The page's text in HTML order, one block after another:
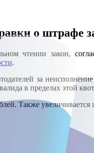
о штрафе
чтении закон,
.
за
в пределах этой
Также